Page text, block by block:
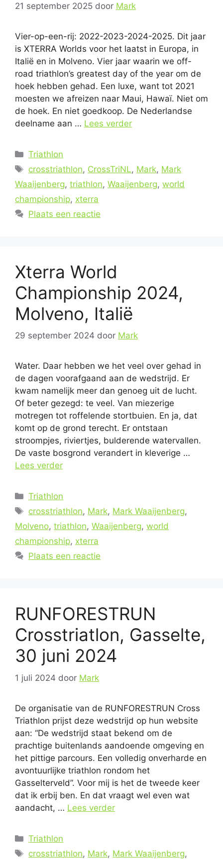
21 september 2025 door Mark
Vier-op-een-rij: 2022-2023-2024-2025. Dit jaar
is XTERRA Worlds voor het laatst in Europa, in
Italië en in Molveno. Vier jaar waarin we off-
road triathlon’s greatest day of the year om de
hoek hebben gehad. Een luxe, want tot 2021
moesten we afreizen naar Maui, Hawaï. Niet om
de hoek. En niet goedkoop. De Nederlandse
deelname aan … Lees verder
Categorieën
Triathlon
Tags
crosstriathlon, CrossTriNL, Mark, Mark
Waaijenberg, triathlon, Waaijenberg, world
championship, xterra
Plaats een reactie
Xterra World
Championship 2024,
Molveno, Italië
29 september 2024 door Mark
Water. Daar hebben we het veel over gehad in
de dagen voorafgaand aan de wedstrijd. Er
kwam namelijk meer dan genoeg uit de lucht.
Of beter gezegd: te veel. Van miezerige
motregen tot roffelende stortbuien. En ja, dat
komt op de grond terecht. Er ontstaan
stroompjes, riviertjes, bulderende watervallen.
De vaste bosgrond verandert in kleverige …
Lees verder
Categorieën
Triathlon
Tags
crosstriathlon, Mark, Mark Waaijenberg,
Molveno, triathlon, Waaijenberg, world
championship, xterra
Plaats een reactie
RUNFORESTRUN
Crosstriatlon, Gasselte,
30 juni 2024
1 juli 2024 door Mark
De organisatie van de RUNFORESTRUN Cross
Triathlon prijst deze wedstrijd op hun website
aan: “De wedstrijd staat bekend om de
prachtige buitenlands aandoende omgeving en
het pittige parcours. Een volledig onverharde en
avontuurlijke triathlon rondom het
Gasselterveld”. Voor mij is het de tweede keer
dat ik erbij ben. En dat vraagt wel even wat
aandacht, … Lees verder
Categorieën
Triathlon
Tags
crosstriathlon, Mark, Mark Waaijenberg,